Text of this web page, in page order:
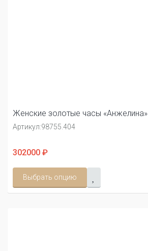
Женские золотые часы «Анжелина»
Артикул:98755.404
302000 ₽
Выбрать опцию